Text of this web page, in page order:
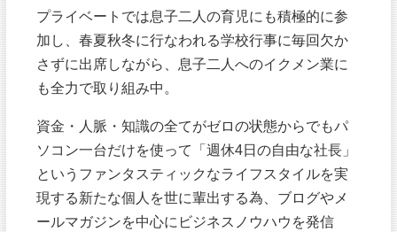
プライベートでは息子二人の育児にも積極的に参
加し、春夏秋冬に行なわれる学校行事に毎回欠か
さずに出席しながら、息子二人へのイクメン業に
も全力で取り組み中。
資金・人脈・知識の全てがゼロの状態からでもパ
ソコン一台だけを使って「週休4日の自由な社長」
というファンタスティックなライフスタイルを実
現する新たな個人を世に輩出する為、ブログやメ
ールマガジンを中心にビジネスノウハウを発信